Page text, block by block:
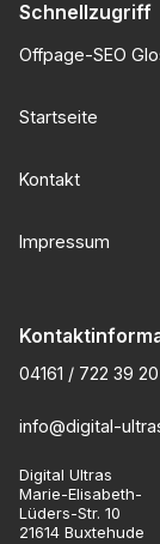
Schnellzugriff
Offpage-SEO
Startseite
Kontakt
Impressum
04161 / 722 39 20
info@digital-
Digital Ultras
Marie-Elisabeth-
Lüders-Str. 10
21614 Buxtehude